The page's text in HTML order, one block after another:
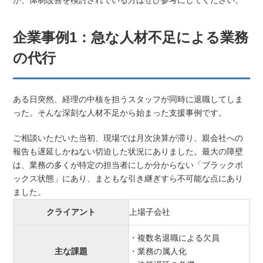
企業事例1：急な人材不足による業務
の代行
ある日突然、経理の中核を担うスタッフが同時に退職してしま
った。そんな深刻な人材不足から始まった支援事例です。
ご相談いただいた当初、現場では月次決算が滞り、親会社への
報告も遅延しかねない切迫した状況にありました。最大の障壁
は、業務の多くが特定の担当者にしか分からない「ブラックボ
ックス状態」にあり、まともな引き継ぎすら不可能な点にあり
ました。
クライアント 上場子会社
主な課題
・複数名退職による欠員
・業務の属人化